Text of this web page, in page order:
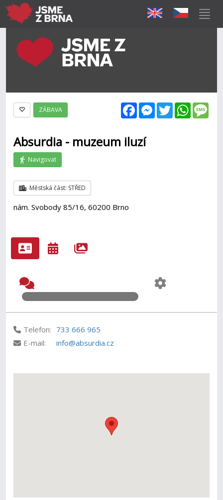
FacebookMessenger
Twitter
ZÁBAVA
Absurdia - muzeum iluzí
Navigovat
Městská část: STŘED
nám. Svobody 85/16, 60200 Brno
Telefon: 733 666 965
E-mail:
info@absurdia.cz